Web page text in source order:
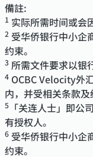
備註:
1 实际所需时间或会
2 受华侨银行中小企
约束。
3 所需文件要求以银
4 OCBC Velocity外
内，并受相关条款及
5 「关连人士」即公
有授权人。
6 受华侨银行中小企
约束。